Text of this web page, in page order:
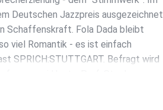
Deutschen Jazzpreis ausgezeichnet
Schaffenskraft. Fola Dada bleibt
viel Romantik - es ist einfach
SPRICH:STUTTGART. Befragt wird